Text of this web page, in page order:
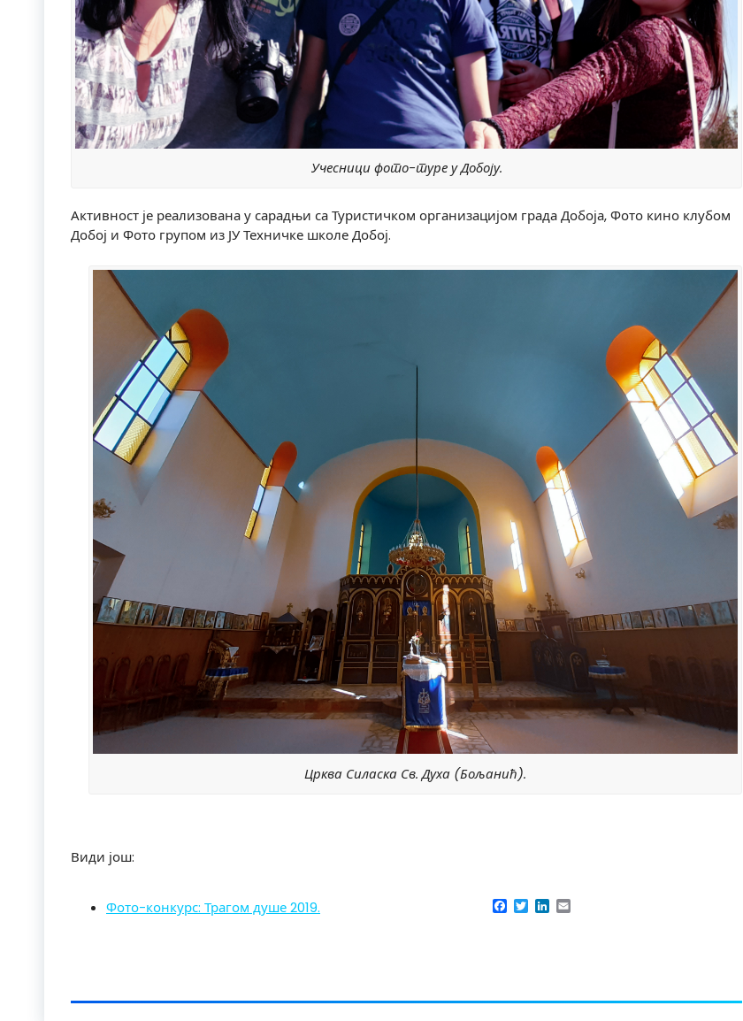
Учесници фото-туре у Добоју.
Активност је реализована у сарадњи са Туристичком организацијом града Добоја, Фото кино клубом
Добој и Фото групом из ЈУ Техничке школе Добој.
Црква Силаска Св. Духа (Бољанић).
Види још:
Фото-конкурс: Трагом душе 2019. Facebook
TwitterLinkedIn
Email